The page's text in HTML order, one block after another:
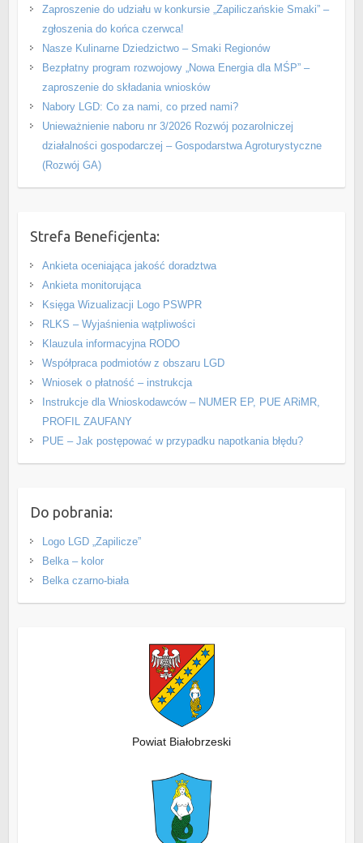
Zaproszenie do udziału w konkursie „Zapiliczańskie Smaki” –
zgłoszenia do końca czerwca!
Nasze Kulinarne Dziedzictwo – Smaki Regionów
Bezpłatny program rozwojowy „Nowa Energia dla MŚP” –
zaproszenie do składania wniosków
Nabory LGD: Co za nami, co przed nami?
Unieważnienie naboru nr 3/2026 Rozwój pozarolniczej
działalności gospodarczej – Gospodarstwa Agroturystyczne
(Rozwój GA)
Strefa Beneficjenta:
Ankieta oceniająca jakość doradztwa
Ankieta monitorująca
Księga Wizualizacji Logo PSWPR
RLKS – Wyjaśnienia wątpliwości
Klauzula informacyjna RODO
Współpraca podmiotów z obszaru LGD
Wniosek o płatność – instrukcja
Instrukcje dla Wnioskodawców – NUMER EP, PUE ARiMR,
PROFIL ZAUFANY
PUE – Jak postępować w przypadku napotkania błędu?
Do pobrania:
Logo LGD „Zapilicze”
Belka – kolor
Belka czarno-biała
Powiat Białobrzeski